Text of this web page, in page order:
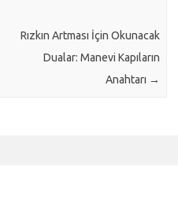
Rızkın Artması İçin Okunacak
Dualar: Manevi Kapıların
Anahtarı →